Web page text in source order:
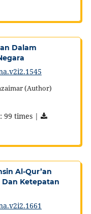
Dalam
(Author)
: 99 times |
Al-Qur’an
Ketepatan